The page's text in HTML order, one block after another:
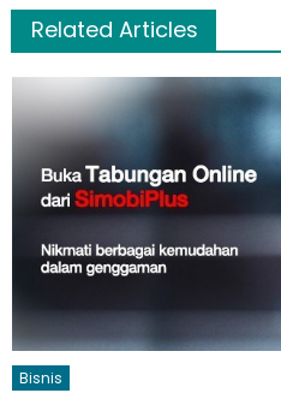
Related Articles
Bisnis